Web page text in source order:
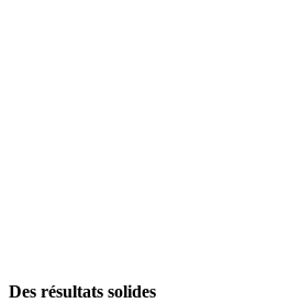
Des résultats solides